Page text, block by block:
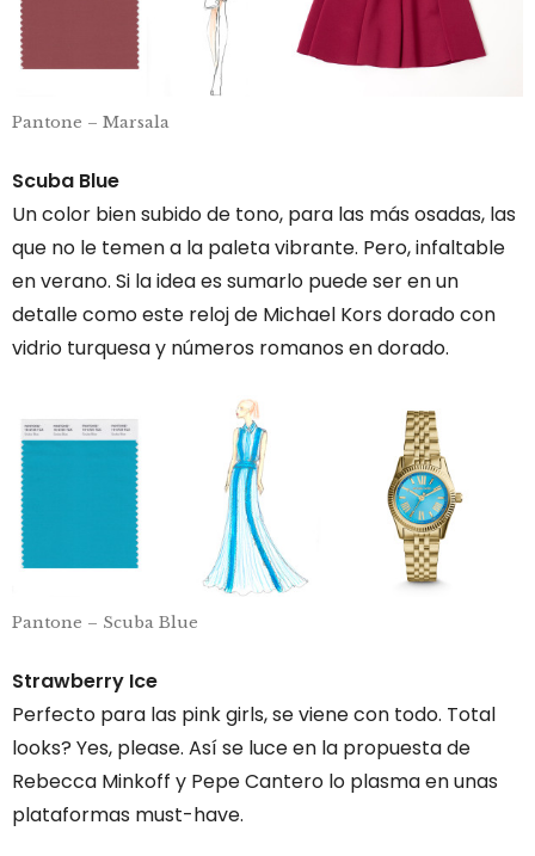
Pantone – Marsala
Scuba Blue
Un color bien subido de tono, para las más osadas, las
que no le temen a la paleta vibrante. Pero, infaltable
en verano. Si la idea es sumarlo puede ser en un
detalle como este reloj de Michael Kors dorado con
vidrio turquesa y números romanos en dorado.
Pantone – Scuba Blue
Strawberry Ice
Perfecto para las pink girls, se viene con todo. Total
looks? Yes, please. Así se luce en la propuesta de
Rebecca Minkoff y Pepe Cantero lo plasma en unas
plataformas must-have.